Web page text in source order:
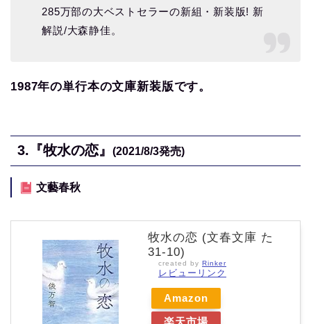
285万部の大ベストセラーの新組・新装版! 新
解説/大森静佳。
1987年の単行本の文庫新装版です。
3. 『牧水の恋』 (2021/8/3発売)
文藝春秋
牧水の恋 (文春文庫 た
31-10)
created by Rinker
レビューリンク
Amazon